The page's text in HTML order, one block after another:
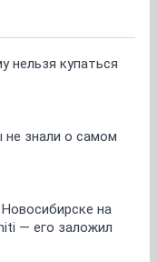
нельзя купаться
не знали о самом
на
— его заложил